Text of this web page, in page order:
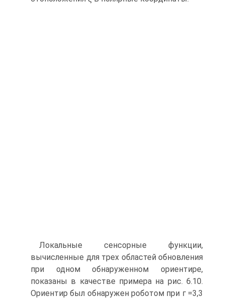
Локальные сенсорные функции,
вычисленные для трех областей обновления
при одном обнаруженном ориентире,
показаны в качестве примера на рис. 6.10.
Ориентир был обнаружен роботом при г =3,3